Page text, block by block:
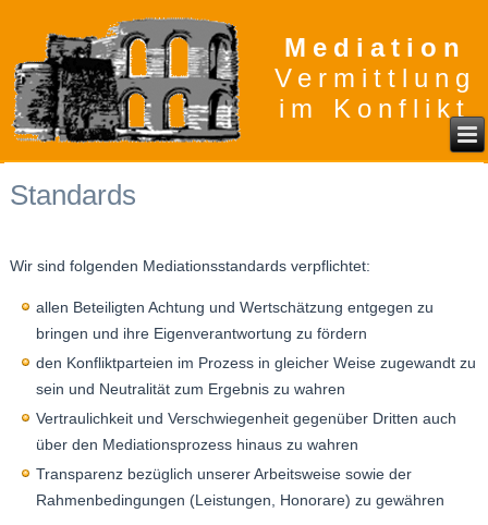
Mediation
Vermittlung
im Konflikt
Standards
Wir sind folgenden Mediationsstandards verpflichtet:
allen Beteiligten Achtung und Wertschätzung entgegen zu
bringen und ihre Eigenverantwortung zu fördern
den Konfliktparteien im Prozess in gleicher Weise zugewandt zu
sein und Neutralität zum Ergebnis zu wahren
Vertraulichkeit und Verschwiegenheit gegenüber Dritten auch
über den Mediationsprozess hinaus zu wahren
Transparenz bezüglich unserer Arbeitsweise sowie der
Rahmenbedingungen (Leistungen, Honorare) zu gewähren